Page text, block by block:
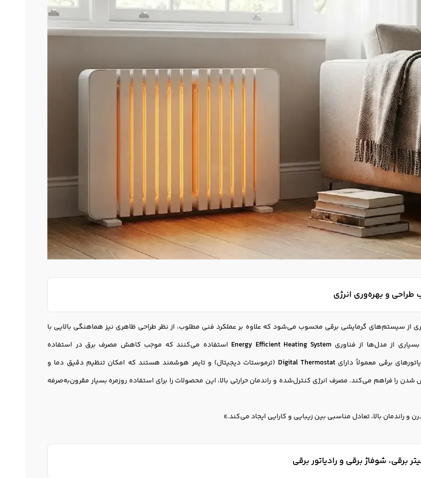
طراحی و بهره‌وری انرژی
از سیستم‌های گرمایشی برقی محسوب می‌شود که علاوه بر عملکرد فنی مطلوب، از نظر طراحی ظاهری نیز هماهنگی بالایی با
از مدل‌ها از فناوری Energy Efficient Heating System استفاده می‌کنند که موجب کاهش مصرف برق در استفاده
برقی معمولاً دارای Digital Thermostat (ترموستات دیجیتال) و تایمر هوشمند هستند که امکان تنظیم دقیق دما و
را فراهم می‌کند. مصرف انرژی کنترل‌شده و راندمان حرارتی بالا، این محصولات را برای استفاده روزمره بسیار مقرون‌به‌صرفه
و راندمان بالا، تعادل مناسبی بین زیبایی و کارایی ایجاد می‌کند.»
شوفاژ برقی و رادیاتور برقی